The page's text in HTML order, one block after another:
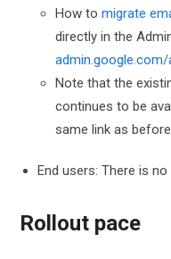
How tomigrate
directly in the
Note that the
continues to be
same link as
End users: There is
Rollout pace